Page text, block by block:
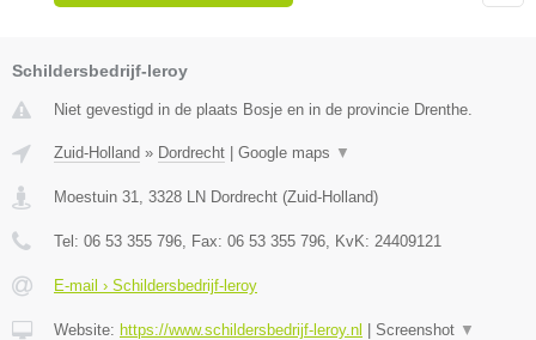
Schildersbedrijf-leroy
Niet gevestigd in de plaats Bosje en in de provincie Drenthe.
Zuid-Holland » Dordrecht Google maps ▼
Moestuin 31 3328 LN Dordrecht (Zuid-Holland)
Tel: 06 53 355 796 , Fax: 06 53 355 796 , KvK: 24409121
E-mail › Schildersbedrijf-leroy
Website: https://www.schildersbedrijf-leroy.nl Screenshot ▼